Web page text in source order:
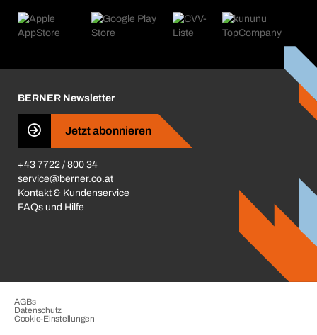
Produktfinder
Kataloge & Broschüren
Was uns antreibt
Presse
Business Conduct
BERNER Newsletter
Jetzt abonnieren
+43 7722 / 800 34
service@berner.co.at
Kontakt & Kundenservice
FAQs und Hilfe
AGBs
Datenschutz
Cookie-Einstellungen
Beschwerdeverfahren